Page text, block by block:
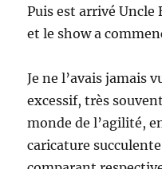
Puis est arrivé
et le show a
Je ne l’avais jamais
excessif, très
monde de l’agilité,
caricature